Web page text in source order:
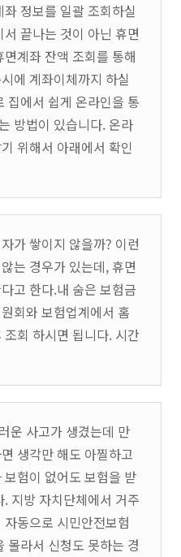
정보를 일괄 조회하실
끝나는 것이 아닌 휴면
계좌 잔액 조회를 통해
에 계좌이체까지 하실
집에서 쉽게 온라인을 통
방법이 있습니다. 온라
위해서 아래에서 확인
가 쌓이지 않을까? 이런
는 경우가 있는데, 휴면
고 한다.내 숨은 보험금
회와 보험업계에서 홈
회 하시면 됩니다. 시간
운 사고가 생겼는데 만
생각만 해도 아찔하고
험이 없어도 보험을 받
지방 자치단체에서 거주
동으로 시민안전보험
몰라서 신청도 못하는 경